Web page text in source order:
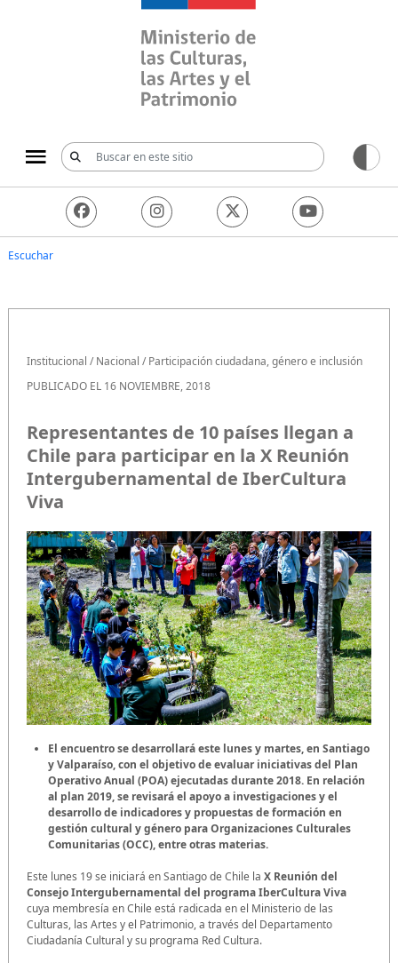
Ministerio de las
Escuchar
Institucional /Nacional /Participación ciudadana, género e inclusión
PUBLICADO EL 16 NOVIEMBRE, 2018
Representantes de 10 países llegan a
Chile para participar en la X Reunión
Intergubernamental de IberCultura
Viva
El encuentro se desarrollará este lunes y martes, en Santiago
y Valparaíso, con el objetivo de evaluar iniciativas del Plan
Operativo Anual (POA) ejecutadas durante 2018. En relación
al plan 2019, se revisará el apoyo a investigaciones y el
desarrollo de indicadores y propuestas de formación en
gestión cultural y género para Organizaciones Culturales
Comunitarias (OCC), entre otras materias.
Este lunes 19 se iniciará en Santiago de Chile la X Reunión del
Consejo Intergubernamental del programa IberCultura Viva
cuya membresía en Chile está radicada en el Ministerio de las
Culturas, las Artes y el Patrimonio, a través del Departamento
Ciudadanía Cultural y su programa Red Cultura.